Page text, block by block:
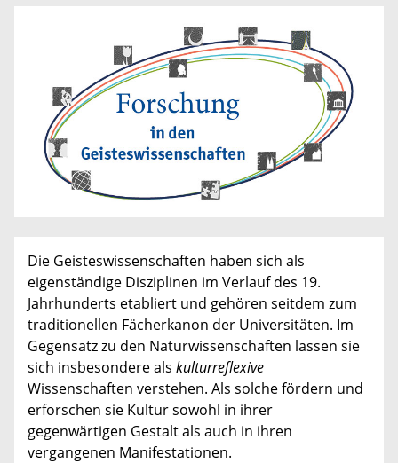
Die Geisteswissenschaften haben sich als
eigenständige Disziplinen im Verlauf des 19.
Jahrhunderts etabliert und gehören seitdem zum
traditionellen Fächerkanon der Universitäten. Im
Gegensatz zu den Naturwissenschaften lassen sie
sich insbesondere als kulturreflexive
Wissenschaften verstehen. Als solche fördern und
erforschen sie Kultur sowohl in ihrer
gegenwärtigen Gestalt als auch in ihren
vergangenen Manifestationen.